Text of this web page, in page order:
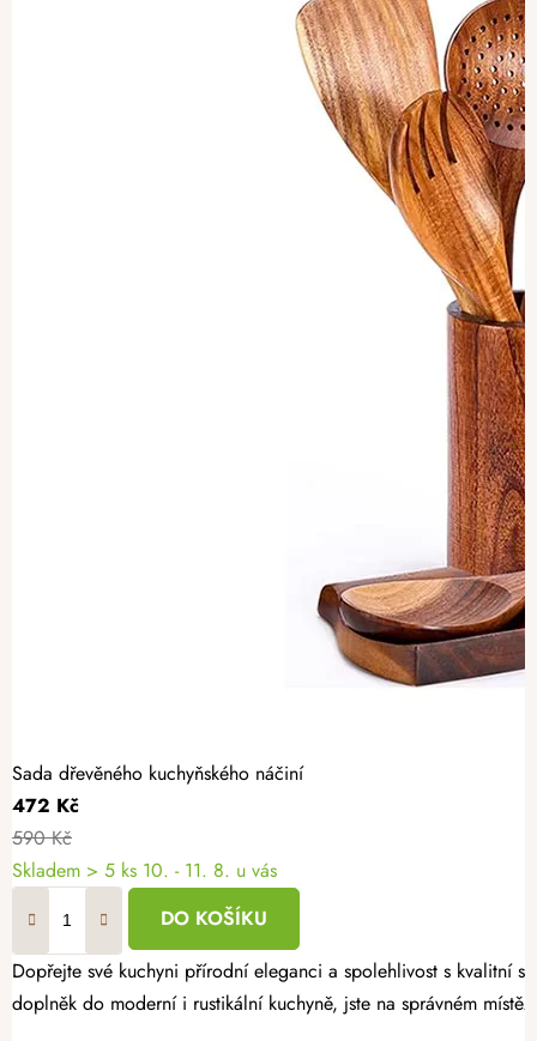
Sada dřevěného kuchyňského náčiní
472 Kč
590 Kč
Skladem > 5 ks 10. - 11. 8. u vás
DO KOŠÍKU
Dopřejte své kuchyni přírodní eleganci a spolehlivost s kvalitní
doplněk do moderní i rustikální kuchyně, jste na správném místě.